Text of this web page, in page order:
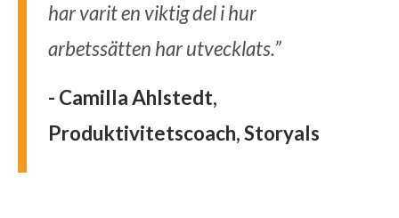
har varit en viktig del i hur
arbetssätten har utvecklats.”
- Camilla Ahlstedt,
Produktivitetscoach, Storyals